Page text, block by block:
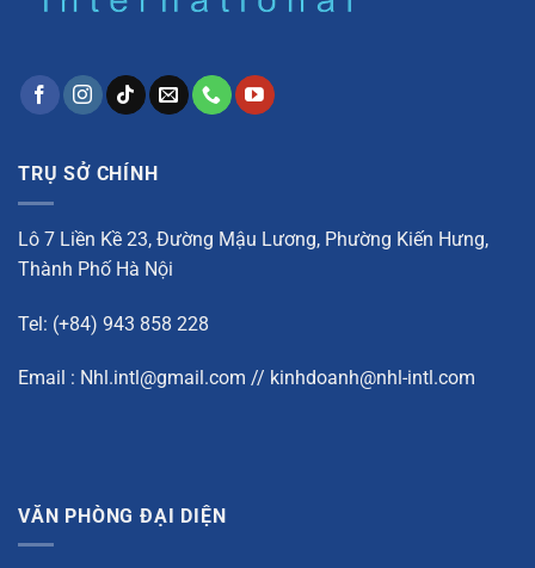
TRỤ SỞ CHÍNH
Lô 7 Liền Kề 23, Đường Mậu Lương, Phường Kiến Hưng,
Thành Phố Hà Nội
Tel: (+84) 943 858 228
Email : Nhl.intl@gmail.com // kinhdoanh@nhl-intl.com
VĂN PHÒNG ĐẠI DIỆN